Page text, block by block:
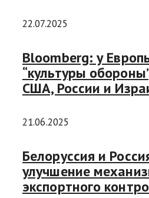
22.07.2025
Bloomberg: у
“культуры
США, России и
21.06.2025
Белоруссия и
улучшение
экспортного